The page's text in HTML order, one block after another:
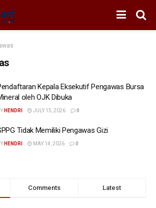
Kepala Eksekutif Pengawas Bursa
oleh OJK Dibuka
HENDRI JULY 15, 2026 0
Tidak Memiliki Pengawas Gizi
HENDRI MAY 14, 2026 0
Comments Latest